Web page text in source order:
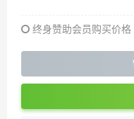
终身赞助会员购买价格